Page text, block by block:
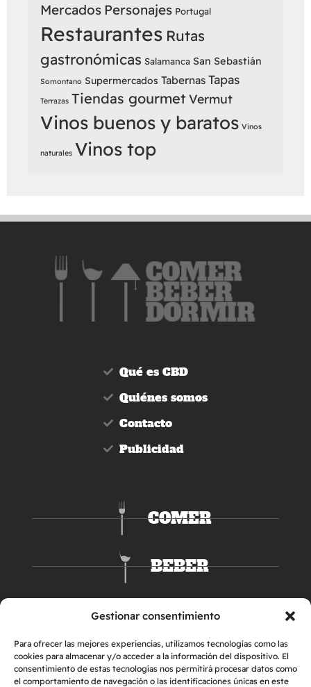
Gestionar consentimiento
Para ofrecer las mejores experiencias, utilizamos tecnologías como las
cookies para almacenar y/o acceder a la información del dispositivo. El
consentimiento de estas tecnologías nos permitirá procesar datos como
el comportamiento de navegación o las identificaciones únicas en este
Mercados Personajes Portugal
Restaurantes Rutas
gastronómicas Salamanca San Sebastián
Somontano Supermercados Tabernas Tapas
Terrazas Tiendas gourmetVermut
Vinos buenos y baratos Vinos
naturales Vinos top
Qué es CBD
Quiénes somos
Contacto
Publicidad
COMER
BEBER
DORMIR